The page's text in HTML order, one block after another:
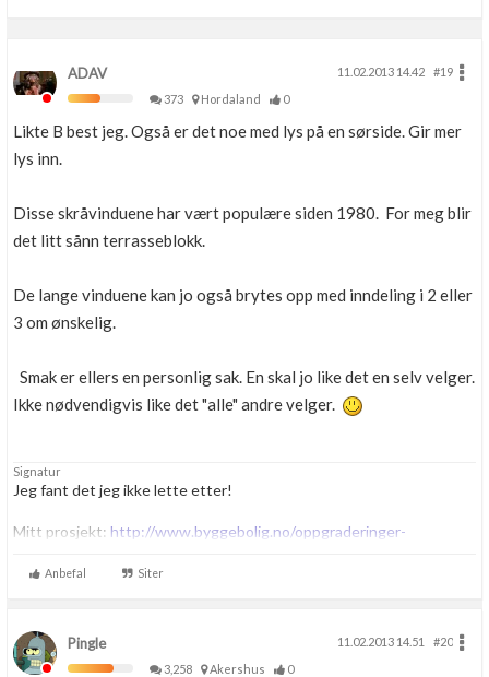
ADAV 11.02.2013 14.42
#19
373
Hordaland 0
Likte B best jeg. Også er det noe med lys på en sørside. Gir mer
lys inn.
Disse skråvinduene har vært populære siden 1980. For meg blir
det litt sånn terrasseblokk.
De lange vinduene kan jo også brytes opp med inndeling i 2 eller
3 om ønskelig.
Smak er ellers en personlig sak. En skal jo like det en selv velger.
Ikke nødvendigvis like det "alle" andre velger.
Signatur
Jeg fant det jeg ikke lette etter!
Mitt prosjekt: http://www.byggebolig.no/oppgraderinger-
Anbefal Siter
Pingle 11.02.2013 14.51
#20
3,258
Akershus 0